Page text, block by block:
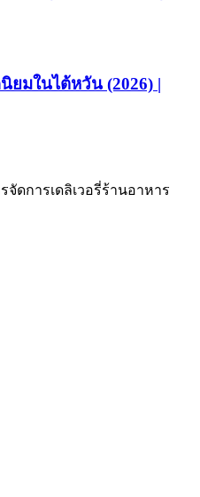
ยมในไต้หวัน (2026) |
ดการเดลิเวอรี่ร้านอาหาร